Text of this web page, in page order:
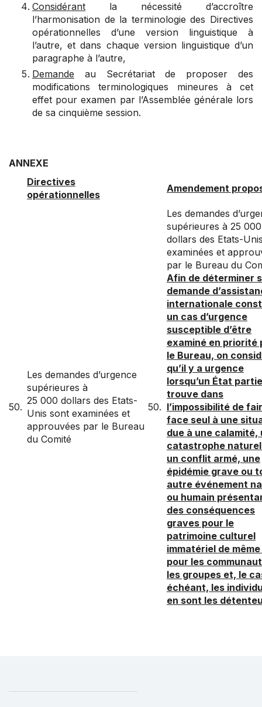
Considérant la nécessité d’accroître
l’harmonisation de la terminologie des Directives
opérationnelles d’une version linguistique à
l’autre, et dans chaque version linguistique d’un
paragraphe à l’autre,
Demande au Secrétariat de proposer des
modifications terminologiques mineures à cet
effet pour examen par l’Assemblée générale lors
de sa cinquième session.
ANNEXE
Directives
opérationnelles
Amendement
50.
Les demandes d’urgence
supérieures à
25 000 dollars des Etats-
Unis sont examinées et
approuvées par le Bureau
du Comité
50.
Les demandes
supérieures à 25 000
dollars des Etats-
examinées et
par le Bureau du
Afin de déterminer
demande
internationale
un cas d’urgence
susceptible d’être
examiné en priorité
le Bureau, on
qu’il y a urgence
lorsqu’un État
trouve dans
l’impossibilité de
face seul à une
due à une calamité,
catastrophe
un conflit armé, une
épidémie grave ou
autre événement
ou humain
des conséquences
graves pour le
patrimoine culturel
immatériel de
pour les
les groupes et, le
échéant, les
en sont les